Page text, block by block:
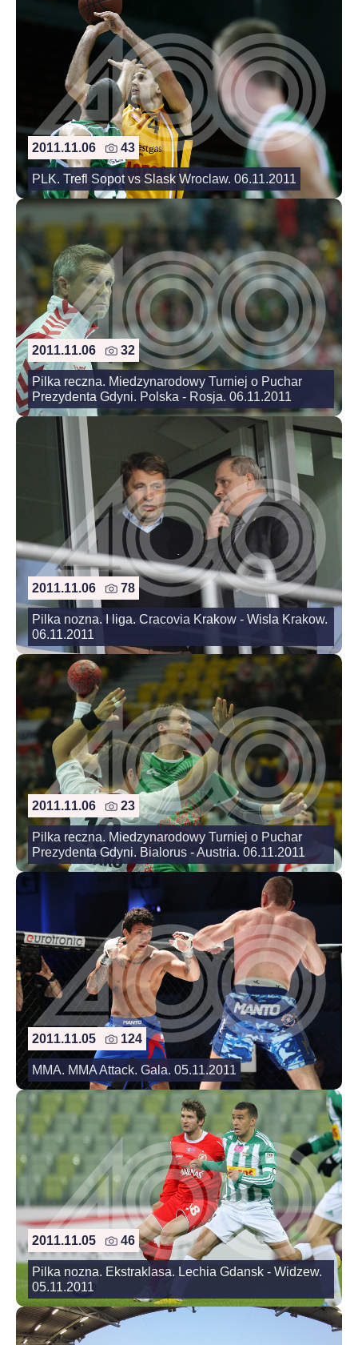
2011.11.06 43
PLK. Trefl Sopot vs Slask Wroclaw. 06.11.2011
2011.11.06 32
Pilka reczna. Miedzynarodowy Turniej o Puchar
Prezydenta Gdyni. Polska - Rosja. 06.11.2011
2011.11.06 78
Pilka nozna. I liga. Cracovia Krakow - Wisla Krakow.
06.11.2011
2011.11.06 23
Pilka reczna. Miedzynarodowy Turniej o Puchar
Prezydenta Gdyni. Bialorus - Austria. 06.11.2011
2011.11.05 124
MMA. MMA Attack. Gala. 05.11.2011
2011.11.05 46
Pilka nozna. Ekstraklasa. Lechia Gdansk - Widzew.
05.11.2011